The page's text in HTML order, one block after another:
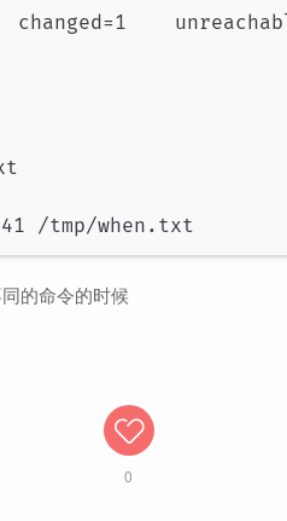
的命令的时候
0